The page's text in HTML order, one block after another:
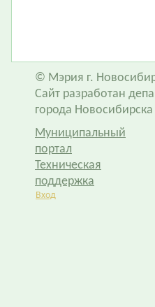
© Мэрия г.
Сайт разработан
города Новосибирска
Муниципальный
портал
Техническая
поддержка
Вход